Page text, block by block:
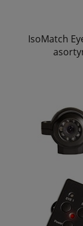
IsoMatch